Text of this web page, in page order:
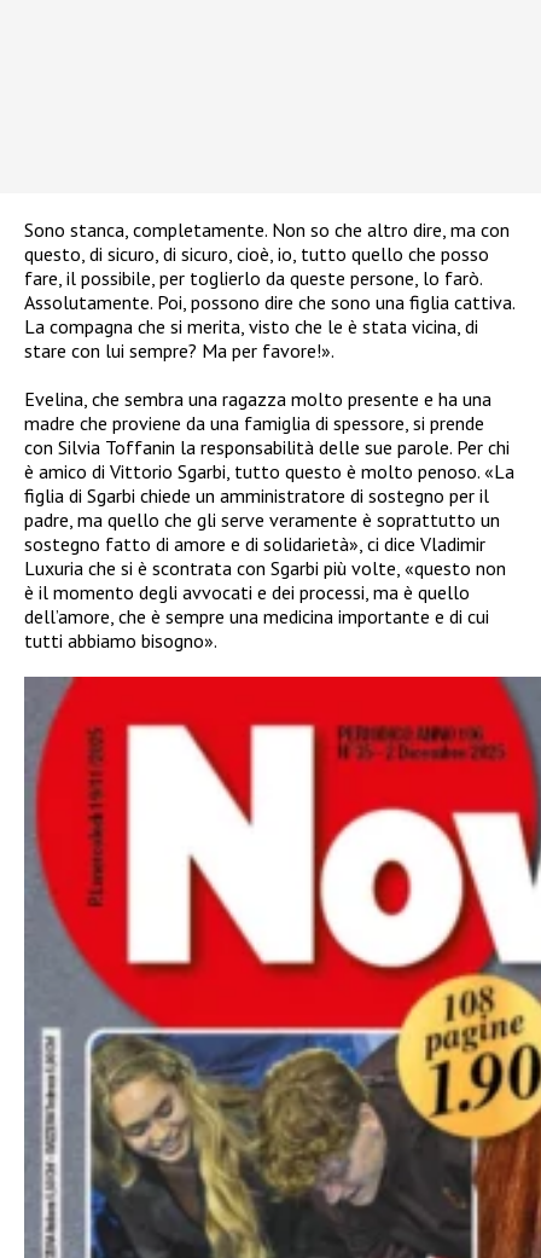
Sono stanca, completamente. Non so che altro dire, ma con
questo, di sicuro, di sicuro, cioè, io, tutto quello che posso
fare, il possibile, per toglierlo da queste persone, lo farò.
Assolutamente. Poi, possono dire che sono una figlia cattiva.
La compagna che si merita, visto che le è stata vicina, di
stare con lui sempre? Ma per favore!».
Evelina, che sembra una ragazza molto presente e ha una
madre che proviene da una famiglia di spessore, si prende
con Silvia Toffanin la responsabilità delle sue parole. Per chi
è amico di Vittorio Sgarbi, tutto questo è molto penoso. «La
figlia di Sgarbi chiede un amministratore di sostegno per il
padre, ma quello che gli serve veramente è soprattutto un
sostegno fatto di amore e di solidarietà», ci dice Vladimir
Luxuria che si è scontrata con Sgarbi più volte, «questo non
è il momento degli avvocati e dei processi, ma è quello
dell’amore, che è sempre una medicina importante e di cui
tutti abbiamo bisogno».